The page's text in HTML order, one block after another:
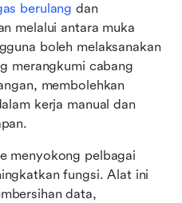
berulang dan
melalui antara muka
boleh melaksanakan
merangkumi cabang
membolehkan
kerja manual dan
menyokong pelbagai
fungsi. Alat ini
data,